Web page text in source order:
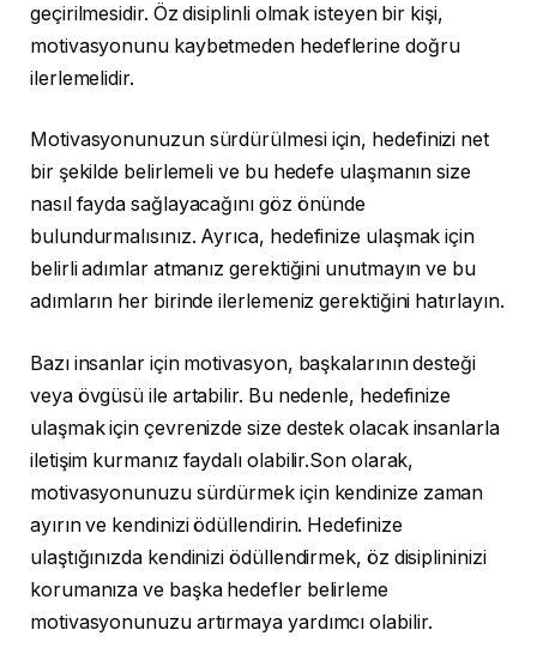
geçirilmesidir. Öz disiplinli olmak isteyen bir kişi,
motivasyonunu kaybetmeden hedeflerine doğru
ilerlemelidir.
Motivasyonunuzun sürdürülmesi için, hedefinizi net
bir şekilde belirlemeli ve bu hedefe ulaşmanın size
nasıl fayda sağlayacağını göz önünde
bulundurmalısınız. Ayrıca, hedefinize ulaşmak için
belirli adımlar atmanız gerektiğini unutmayın ve bu
adımların her birinde ilerlemeniz gerektiğini hatırlayın.
Bazı insanlar için motivasyon, başkalarının desteği
veya övgüsü ile artabilir. Bu nedenle, hedefinize
ulaşmak için çevrenizde size destek olacak insanlarla
iletişim kurmanız faydalı olabilir.Son olarak,
motivasyonunuzu sürdürmek için kendinize zaman
ayırın ve kendinizi ödüllendirin. Hedefinize
ulaştığınızda kendinizi ödüllendirmek, öz disiplininizi
korumanıza ve başka hedefler belirleme
motivasyonunuzu artırmaya yardımcı olabilir.